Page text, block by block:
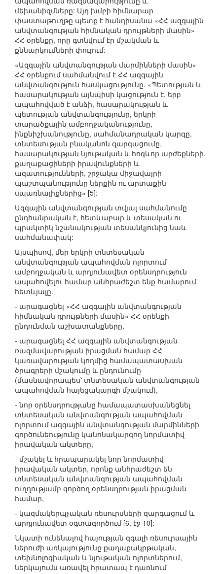
մեխանիզմները: Այդ խմբի հիմնարար
փաստաթուղթը պետք է հանդիսանա «ՀՀ ազգային
անվտանգության հիմնական դրույթների մասին»
ՀՀ օրենքը, որը գտնվում էր մշակման և
քննարկումների փուլում:
«Ազգային անվտանգության մարմինների մասին»
ՀՀ օրենքում սահմանվում է ՀՀ ազգային
անվտանգություն հասկացությունը. «Պետության և
հասարակության այնպիսի կացություն է, երբ
ապահովված է անձի, հասարակության և
պետության անվտանգությունը, երկրի
տարածքային ամբողջականությունը,
ինքնիշխանությունը, սահմանադրական կարգը,
տնտեսության բնականոն զարգացումը,
հասարակության նյութական և հոգևոր արժեքների,
քաղաքացիների իրավունքների և
ազատությունների, շրջակա միջավայրի
պաշտպանությունը ներքին ու արտաքին
սպառնալիքներից» [5]:
Ազգային անվտանգության տվյալ սահմանումը
ընդհանրական է, հետևաբար և տեսական ու
պրակտիկ նշանակության տեսանկյունից նաև
սահմանափակ:
Այսպիսով, մեր երկրի տնտեսական
անվտանգության ապահովման ոլորտում
ամբողջական և արդյունավետ օրենսդրություն
ապահովելու համար անհրաժեշտ ենք համարում
հետևյալը.
- արագացնել «ՀՀ ազգային անվտանգության
հիմնական դրույթների մասին» ՀՀ օրենքի
ընդունման աշխատանքները,
- արագացնել ՀՀ ազգային անվտանգության
ռազմավարության իրացման համար ՀՀ
կառավարության կողմից համապատասխան
ծրագրերի մշակումը և ընդունումը
(մասնավորապես՝ տնտեսական անվտանգության
ապահովման հայեցակարգի մշակում),
- նոր օրենսդրությանը համապատասխանեցնել
տնտեսական անվտանգության ապահովման
ոլորտում ազգային անվտանգության մարմինների
գործունեությունը կանոնակարգող նորմատիվ
իրավական ակտերը,
- մշակել և հրապարակել նոր նորմատիվ
իրավական ակտեր, որոնք անհրաժեշտ են
տնտեսական անվտանգության ապահովման
ուղղությամբ գործող օրենսդրության իրացման
համար,
- կազմակերպչական ռեսուրսների զարգացում և
արդյունավետ օգտագործում [6, էջ 10]:
Նկատի ունենալով հայության զգալի ռեսուրսային
ներուժի առկայությունը քաղաքակրթական,
տեխնոլոգիական և նյութական ոլորտներում,
ներկայումս առավել հրատապ է դառնում